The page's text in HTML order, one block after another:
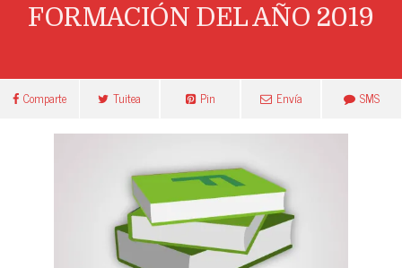
FORMACIÓN DEL AÑO 2019
Comparte Tuitea Pin Envía SMS